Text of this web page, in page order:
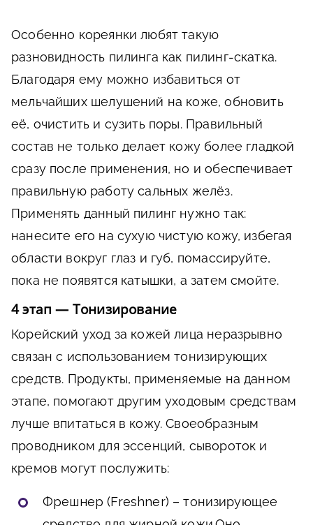
Особенно кореянки любят такую
разновидность пилинга как пилинг-скатка.
Благодаря ему можно избавиться от
мельчайших шелушений на коже, обновить
её, очистить и сузить поры. Правильный
состав не только делает кожу более гладкой
сразу после применения, но и обеспечивает
правильную работу сальных желёз.
Применять данный пилинг нужно так:
нанесите его на сухую чистую кожу, избегая
области вокруг глаз и губ, помассируйте,
пока не появятся катышки, а затем смойте.
4 этап — Тонизирование
Корейский уход за кожей лица неразрывно
связан с использованием тонизирующих
средств. Продукты, применяемые на данном
этапе, помогают другим уходовым средствам
лучше впитаться в кожу. Своеобразным
проводником для эссенций, сывороток и
кремов могут послужить:
Фрешнер (Freshner) –тонизирующее